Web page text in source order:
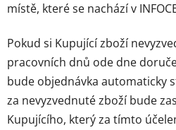
místě, které se nachází v
Pokud si Kupující zboží
pracovních dnů ode dne
bude objednávka automaticky
za nevyzvednuté zboží bude
Kupujícího, který za tímto